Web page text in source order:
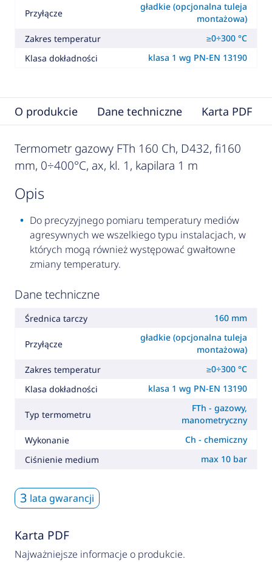
Przyłącze
gładkie (opcjonalna tuleja
montażowa)
Zakres temperatur
≥0÷300 °C
Klasa dokładności
klasa 1 wg PN-EN 13190
O produkcie Dane techniczne Karta PDF
Termometr gazowy FTh 160 Ch, D432, fi160
mm, 0÷400°C, ax, kl. 1, kapilara 1 m
opis
Do precyzyjnego pomiaru temperatury mediów
agresywnych we wszelkiego typu instalacjach, w
których mogą również występować gwałtowne
zmiany temperatury.
Dane techniczne
Średnica tarczy 160 mm
Przyłącze
gładkie (opcjonalna tuleja
montażowa)
Zakres temperatur
≥0÷300 °C
Klasa dokładności
klasa 1 wg PN-EN 13190
Typ termometru
FTh - gazowy,
manometryczny
Wykonanie
Ch - chemiczny
Ciśnienie medium
max 10 bar
3 lata gwarancji
Karta PDF
Najważniejsze informacje o produkcie.